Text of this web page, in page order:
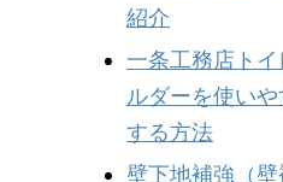
紹介
一条工務店ト
ルダーを使い
する方法
壁下地補強（